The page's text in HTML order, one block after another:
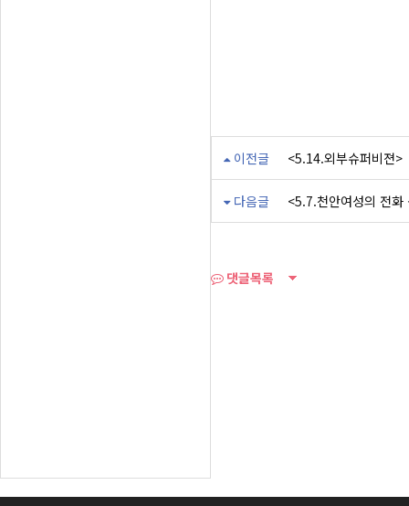
이전글 <5.14.외부슈퍼비젼>
다음글 <5.7.천안여성의 전화
댓글목록